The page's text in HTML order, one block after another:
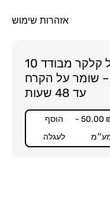
אזהרות שימוש
מיכל קלקר מבודד 10
– שומר על הקרח
עד 48 שעות
הוסף
לעגלה
₪ כולל